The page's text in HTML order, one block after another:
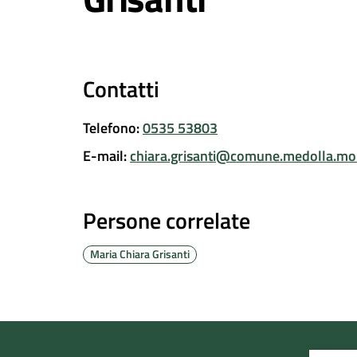
Contatti
Telefono:0535 53803
E-mail:
Persone correlate
Maria Chiara Grisanti